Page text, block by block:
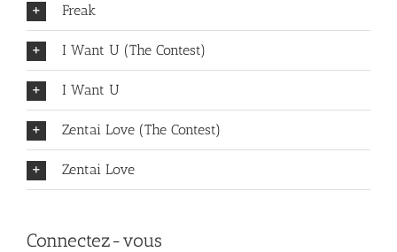
Freak
I Want U (The Contest)
I Want U
Zentai Love (The Contest)
Zentai Love
Connectez-vous